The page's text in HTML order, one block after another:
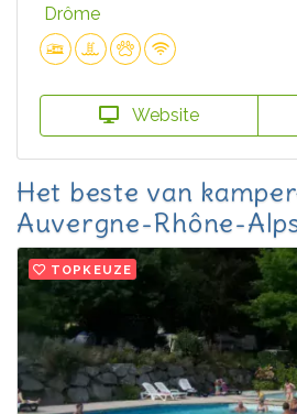
Drôme
Website
Het beste van
Auvergne-Rhône-
TOPKEUZE